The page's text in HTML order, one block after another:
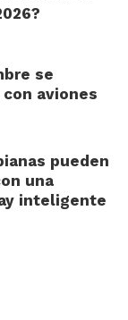
se
aviones
pueden
una
inteligente